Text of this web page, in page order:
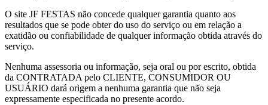
O site JF FESTAS não concede qualquer garantia quanto aos
resultados que se pode obter do uso do serviço ou em relação a
exatidão ou confiabilidade de qualquer informação obtida através do
serviço.
Nenhuma assessoria ou informação, seja oral ou por escrito, obtida
da CONTRATADA pelo CLIENTE, CONSUMIDOR OU
USUÁRIO dará origem a nenhuma garantia que não seja
expressamente especificada no presente acordo.